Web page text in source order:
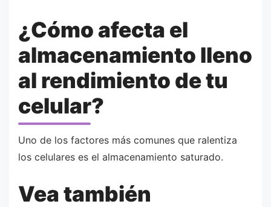
¿Cómo afecta el
almacenamiento lleno
al rendimiento de tu
celular?
Uno de los factores más comunes que ralentiza
los celulares es el almacenamiento saturado.
Vea también